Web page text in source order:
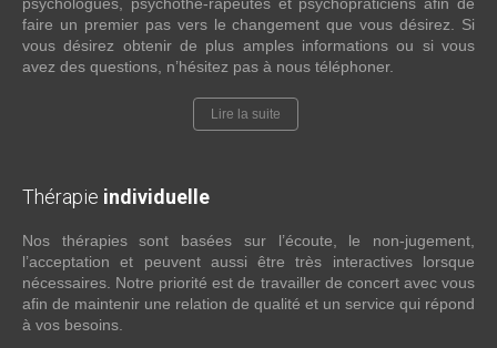
faire un premier pas vers le changement que vous désirez. Si
vous désirez obtenir de plus amples informations ou si vous
avez des questions, n’hésitez pas à nous téléphoner.
Lire la suite
Thérapie individuelle
Nos thérapies sont basées sur l’écoute, le non-jugement,
l’acceptation et peuvent aussi être très interactives lorsque
nécessaires. Notre priorité est de travailler de concert avec vous
afin de maintenir une relation de qualité et un service qui répond
à vos besoins.